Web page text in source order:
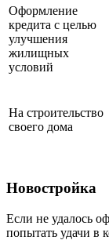
Оформление
кредита с целью
улучшения
жилищных
условий
На строительство
своего дома
Новостройка
Если не удалось
попытать удачи в